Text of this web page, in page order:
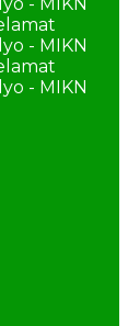
- MIKN
- MIKN